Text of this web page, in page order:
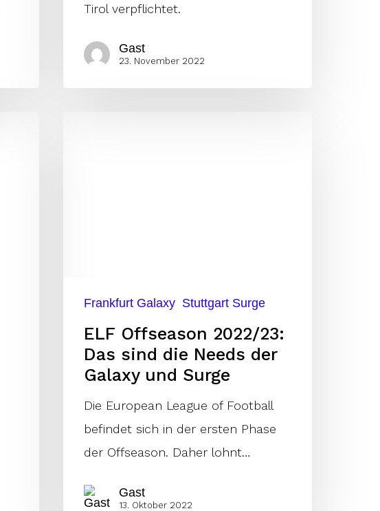
Tirol verpflichtet.
Gast
23. November 2022
Galaxy
Surge
Frankfurt Galaxy Stuttgart Surge
ELF Offseason 2022/23:
Das sind die Needs der
Galaxy und Surge
Die European League of Football
befindet sich in der ersten Phase
der Offseason. Daher lohnt…
Gast
13. Oktober 2022